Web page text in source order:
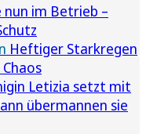
nun im Betrieb –
Heftiger Starkregen
Letizia setzt mit
übermannen sie